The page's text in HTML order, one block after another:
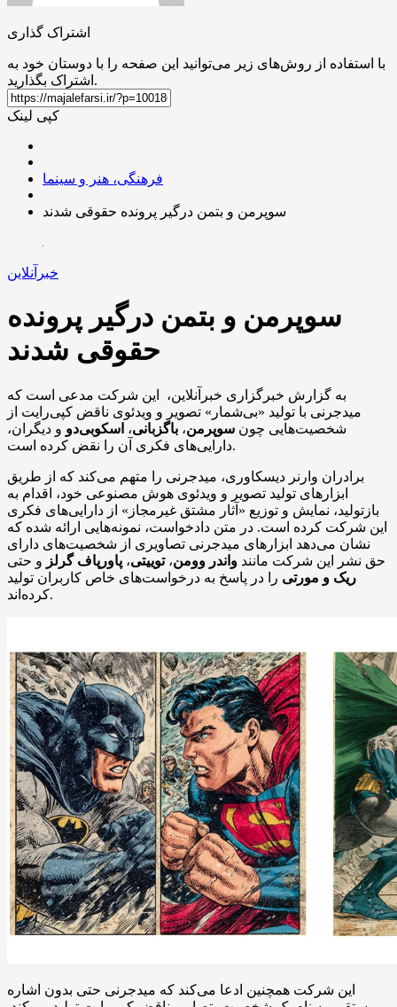
اشتراک گذاری
با استفاده از روش‌های زیر می‌توانید این صفحه را با دوستان خود به
اشتراک بگذارید.
کپی لینک
فرهنگی، هنر و سینما
سوپرمن و بتمن درگیر پرونده حقوقی شدند
خبرآنلاین
سوپرمن و بتمن درگیر پرونده
حقوقی شدند
به گزارش خبرگزاری خبرآنلاین، این شرکت مدعی است که
میدجرنی با تولید «بی‌شمار» تصویر و ویدئوی ناقض کپی‌رایت از
شخصیت‌هایی چون سوپرمن، باگزبانی، اسکوبی‌دو و دیگران،
دارایی‌های فکری آن را نقض کرده است.
برادران وارنر دیسکاوری، میدجرنی را متهم می‌کند که از طریق
ابزارهای تولید تصویر و ویدئوی هوش مصنوعی خود، اقدام به
بازتولید، نمایش و توزیع «آثار مشتق غیرمجاز» از دارایی‌های فکری
این شرکت کرده است. در متن دادخواست، نمونه‌هایی ارائه شده که
نشان می‌دهد ابزارهای میدجرنی تصاویری از شخصیت‌های دارای
حق نشر این شرکت مانند واندر وومن،توییتی، پاورپاف گرلز و حتی
ریک و مورتی را در پاسخ به درخواست‌های خاص کاربران تولید
کرده‌اند.
این شرکت همچنین ادعا می‌کند که میدجرنی حتی بدون اشاره